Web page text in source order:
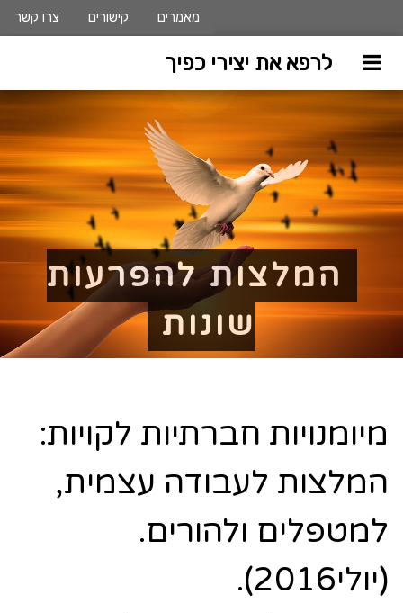
מאמרים קישורים צרו קשר
לרפא את יצירי כפיך
המלצות להפרעות
שונות
מיומנויות חברתיות לקויות:
המלצות לעבודה עצמית,
למטפלים ולהורים.
(יולי2016).